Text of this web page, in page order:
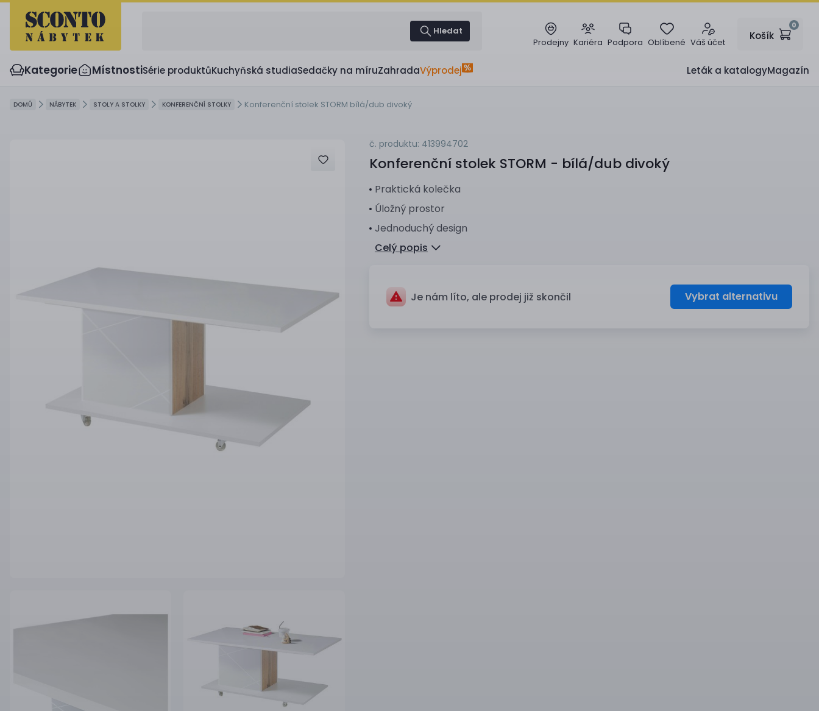
Hledat
Prodejny Kariéra Podpora Oblíbené Váš účet
Košík
0
Kategorie MístnostiSérie produktůKuchyňská studiaSedačky na míruZahradaVýprodej Leták a katalogyMagazín
DOMŮ NÁBYTEK STOLY A STOLKY KONFERENČNÍ STOLKY Konferenční stolek STORM bílá/dub divoký
č. produktu: 413994702
Konferenční stolek STORM - bílá/dub divoký
Praktická kolečka
Úložný prostor
Jednoduchý design
Celý popis
Je nám líto, ale prodej již skončil Vybrat alternativu